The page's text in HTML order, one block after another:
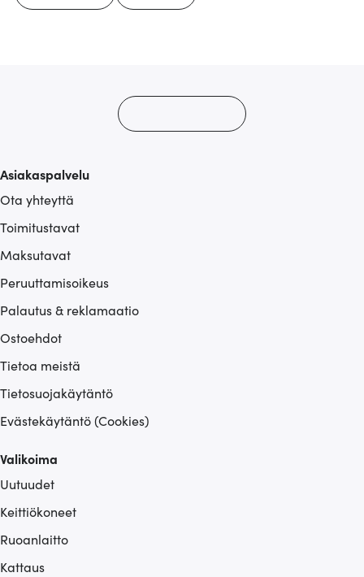
Asiakaspalvelu
Ota yhteyttä
Toimitustavat
Maksutavat
Peruuttamisoikeus
Palautus & reklamaatio
Ostoehdot
Tietoa meistä
Tietosuojakäytäntö
Evästekäytäntö (Cookies)
Valikoima
Uutuudet
Keittiökoneet
Ruoanlaitto
Kattaus